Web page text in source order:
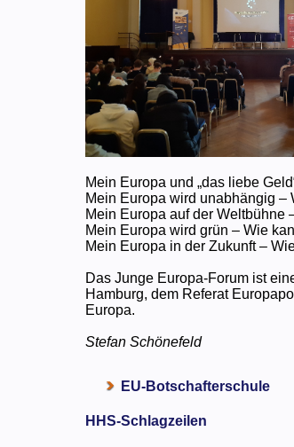
Mein Europa und „das liebe
Mein Europa wird unabhängig –
Mein Europa auf der Weltbühne
Mein Europa wird grün – Wie
Mein Europa in der Zukunft –
Das Junge Europa-Forum ist
Hamburg, dem Referat
Europa.
Stefan Schönefeld
EU-Botschafterschule
HHS-Schlagzeilen